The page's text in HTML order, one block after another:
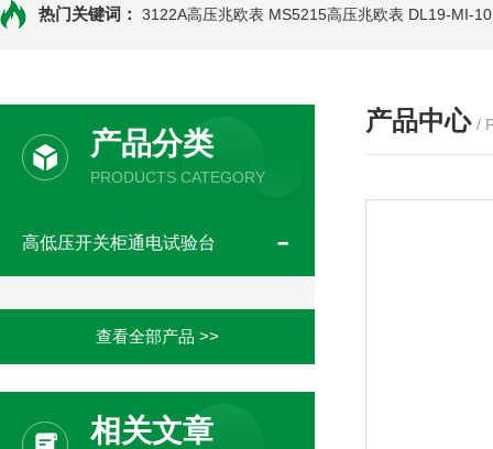
热门关键词： 3122A高压兆欧表 MS5215高压兆欧表 DL19-MI-
产品分类
PRODUCTS CATEGORY
高低压开关柜通电试验台
查看全部产品 >>
相关文章
产品中心 /